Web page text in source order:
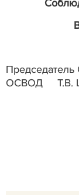
Председатель
ОСВОД
Т.В.